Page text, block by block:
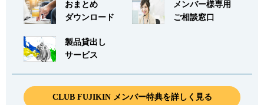
おまとめ
ダウンロード
メンバー様専用
ご相談窓口
製品貸出し
サービス
CLUB FUJIKIN メンバー特典を詳しく見る